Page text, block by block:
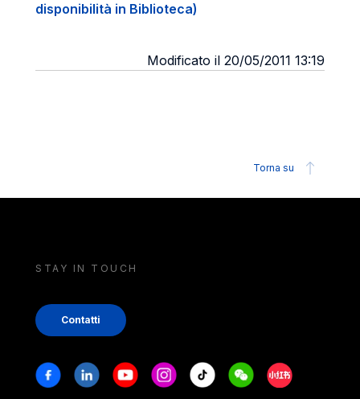
disponibilità in Biblioteca)
Modificato il 20/05/2011 13:19
Torna su
STAY IN TOUCH
Contatti
Stay in touch
FacebookLinkedinYoutubeInstagram
Tiktok WeechatXiaohongshu/